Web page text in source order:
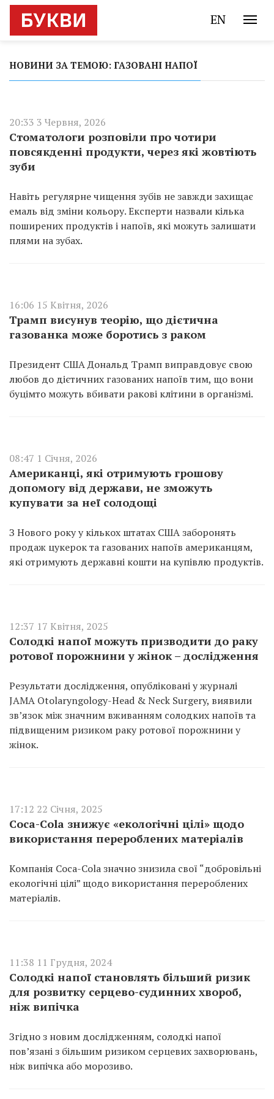
EN
НОВИНИ ЗА ТЕМОЮ: ГАЗОВАНІ НАПОЇ
20:33 3 Червня, 2026
Стоматологи розповіли про чотири
повсякденні продукти, через які жовтіють
зуби
Навіть регулярне чищення зубів не завжди захищає
емаль від зміни кольору. Експерти назвали кілька
поширених продуктів і напоїв, які можуть залишати
плями на зубах.
16:06 15 Квітня, 2026
Трамп висунув теорію, що дієтична
газованка може боротись з раком
Президент США Дональд Трамп виправдовує свою
любов до дієтичних газованих напоїв тим, що вони
буцімто можуть вбивати ракові клітини в організмі.
08:47 1 Січня, 2026
Американці, які отримують грошову
допомогу від держави, не зможуть
купувати за неї солодощі
З Нового року у кількох штатах США заборонять
продаж цукерок та газованих напоїв американцям,
які отримують державні кошти на купівлю продуктів.
12:37 17 Квітня, 2025
Солодкі напої можуть призводити до раку
ротової порожнини у жінок – дослідження
Результати дослідження, опубліковані у журналі
JAMA Otolaryngology-Head & Neck Surgery, виявили
зв’язок між значним вживанням солодких напоїв та
підвищеним ризиком раку ротової порожнини у
жінок.
17:12 22 Січня, 2025
Coca-Cola знижує «екологічні цілі» щодо
використання перероблених матеріалів
Компанія Coca-Cola значно знизила свої “добровільні
екологічні цілі” щодо використання перероблених
матеріалів.
11:38 11 Грудня, 2024
Солодкі напої становлять більший ризик
для розвитку серцево-судинних хвороб,
ніж випічка
Згідно з новим дослідженням, солодкі напої
пов’язані з більшим ризиком серцевих захворювань,
ніж випічка або морозиво.